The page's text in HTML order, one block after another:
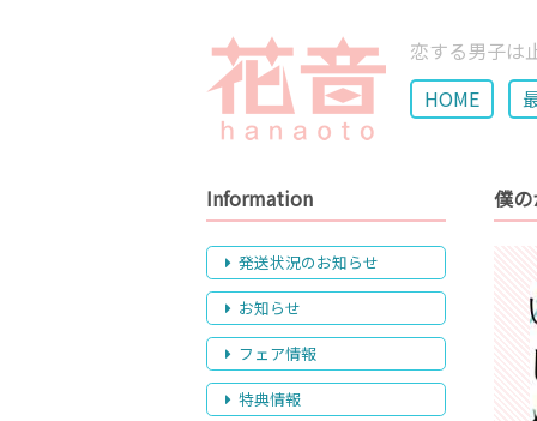
恋する男子
HOME
僕
Information
発送状況のお知らせ
お知らせ
フェア情報
特典情報